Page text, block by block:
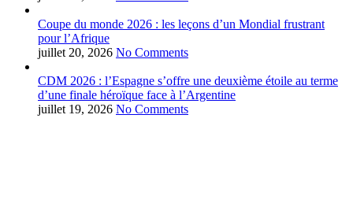
Coupe du monde 2026 : les leçons d’un Mondial frustrant
pour l’Afrique
juillet 20, 2026 No Comments
CDM 2026 : l’Espagne s’offre une deuxième étoile au terme
d’une finale héroïque face à l’Argentine
juillet 19, 2026 No Comments